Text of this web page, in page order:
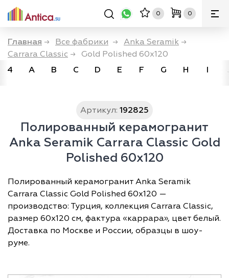
0 0
Главная → Все фабрики → Anka Seramik →
Carrara Classic →
Gold Polished 60x120
4
A B C D E F G H I
Артикул: 192825
Полированный керамогранит
Anka Seramik Carrara Classic Gold
Polished 60x120
Полированный керамогранит Anka Seramik
Carrara Classic Gold Polished 60x120 —
производство: Турция, коллекция Carrara Classic,
размер 60х120 см, фактура «каррара», цвет белый.
Доставка по Москве и России, образцы в шоу-
руме.